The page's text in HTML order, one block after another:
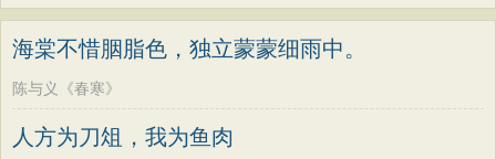
海棠不惜胭脂色，独立蒙蒙细雨中。
陈与义《春寒》
人方为刀俎，我为鱼肉